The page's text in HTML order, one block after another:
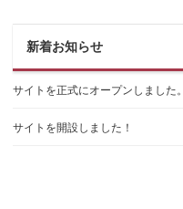
新着お知らせ
サイトを正式にオープンしました。
サイトを開設しました！